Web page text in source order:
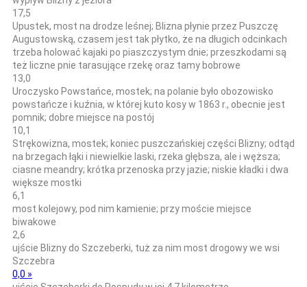
17,5
Upustek, most na drodze leśnej; Blizna płynie przez Puszczę
Augustowską, czasem jest tak płytko, że na długich odcinkach
trzeba holować kajaki po piaszczystym dnie; przeszkodami są
też liczne pnie tarasujące rzekę oraz tamy bobrowe
13,0
Uroczysko Powstańce, mostek; na polanie było obozowisko
powstańcze i kuźnia, w której kuto kosy w 1863 r., obecnie jest
pomnik; dobre miejsce na postój
10,1
Strękowizna, mostek; koniec puszczańskiej części Blizny; odtąd
na brzegach łąki i niewielkie laski, rzeka głębsza, ale i węższa;
ciasne meandry; krótka przenoska przy jazie; niskie kładki i dwa
większe mostki
6,1
most kolejowy, pod nim kamienie; przy moście miejsce
biwakowe
2,6
ujście Blizny do Szczeberki, tuż za nim most drogowy we wsi
Szczebra
0,0 »